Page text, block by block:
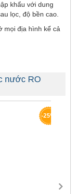
khẩu với dung
lọc, độ bền cao.
mọi địa hình kể cả
nước RO